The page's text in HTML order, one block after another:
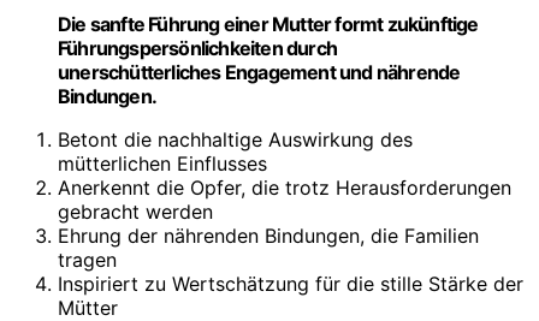
Die sanfte Führung einer Mutter formt zukünftige
Führungspersönlichkeiten durch
unerschütterliches Engagement und nährende
Bindungen.
Betont die nachhaltige Auswirkung des
mütterlichen Einflusses
Anerkennt die Opfer, die trotz Herausforderungen
gebracht werden
Ehrung der nährenden Bindungen, die Familien
tragen
Inspiriert zu Wertschätzung für die stille Stärke der
Mütter